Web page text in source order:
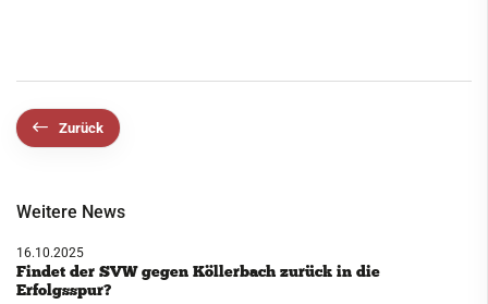
Zurück
Weitere News
16.10.2025
Findet der SVW gegen Köllerbach zurück in die
Erfolgsspur?